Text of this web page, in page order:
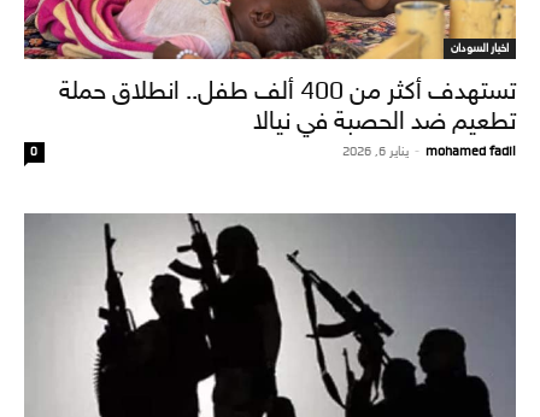
اخبار السودان
تستهدف أكثر من 400 ألف طفل.. انطلاق حملة
تطعيم ضد الحصبة في نيالا
mohamed fadil
- يناير 6, 2026 0